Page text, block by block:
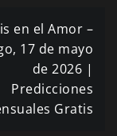
en el Amor –
17 de mayo
de 2026 |
Predicciones
Gratis